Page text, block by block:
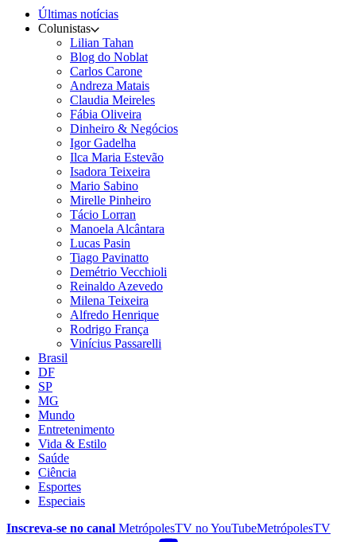
Últimas notícias
Colunistas
Lilian Tahan
Blog do Noblat
Carlos Carone
Andreza Matais
Claudia Meireles
Fábia Oliveira
Dinheiro & Negócios
Igor Gadelha
Ilca Maria Estevão
Isadora Teixeira
Mario Sabino
Mirelle Pinheiro
Tácio Lorran
Manoela Alcântara
Lucas Pasin
Tiago Pavinatto
Demétrio Vecchioli
Reinaldo Azevedo
Milena Teixeira
Alfredo Henrique
Rodrigo França
Vinícius Passarelli
Brasil
DF
SP
MG
Mundo
Entretenimento
Vida & Estilo
Saúde
Ciência
Esportes
Especiais
Inscreva-se no canal MetrópolesTV noYouTubeMetrópolesTV